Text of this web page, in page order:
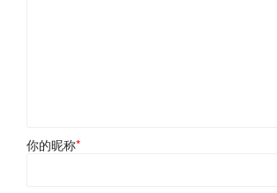
你的昵称*